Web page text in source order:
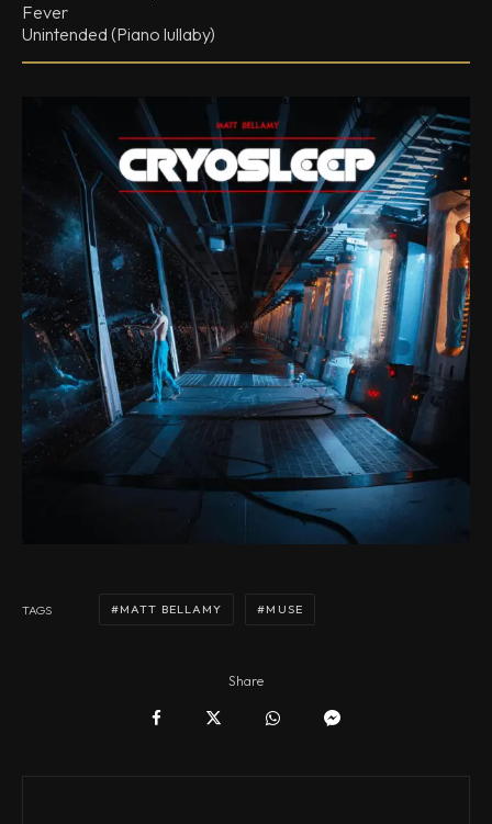
Fever
Unintended (Piano lullaby)
TAGS MATT BELLAMY MUSE
Share